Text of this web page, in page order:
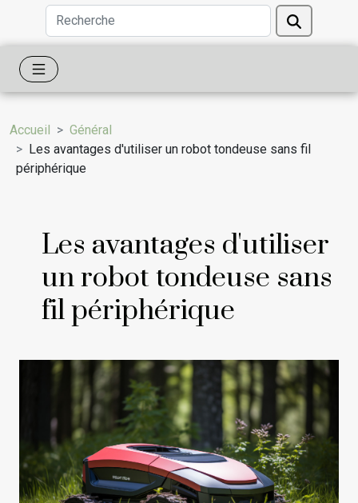
Accueil
Général
Les avantages d'utiliser un robot tondeuse sans fil
périphérique
Les avantages d'utiliser
un robot tondeuse sans
fil périphérique